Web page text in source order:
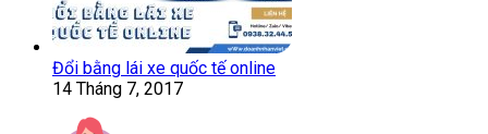
Đổi bằng lái xe quốc tế online
14 Tháng 7, 2017